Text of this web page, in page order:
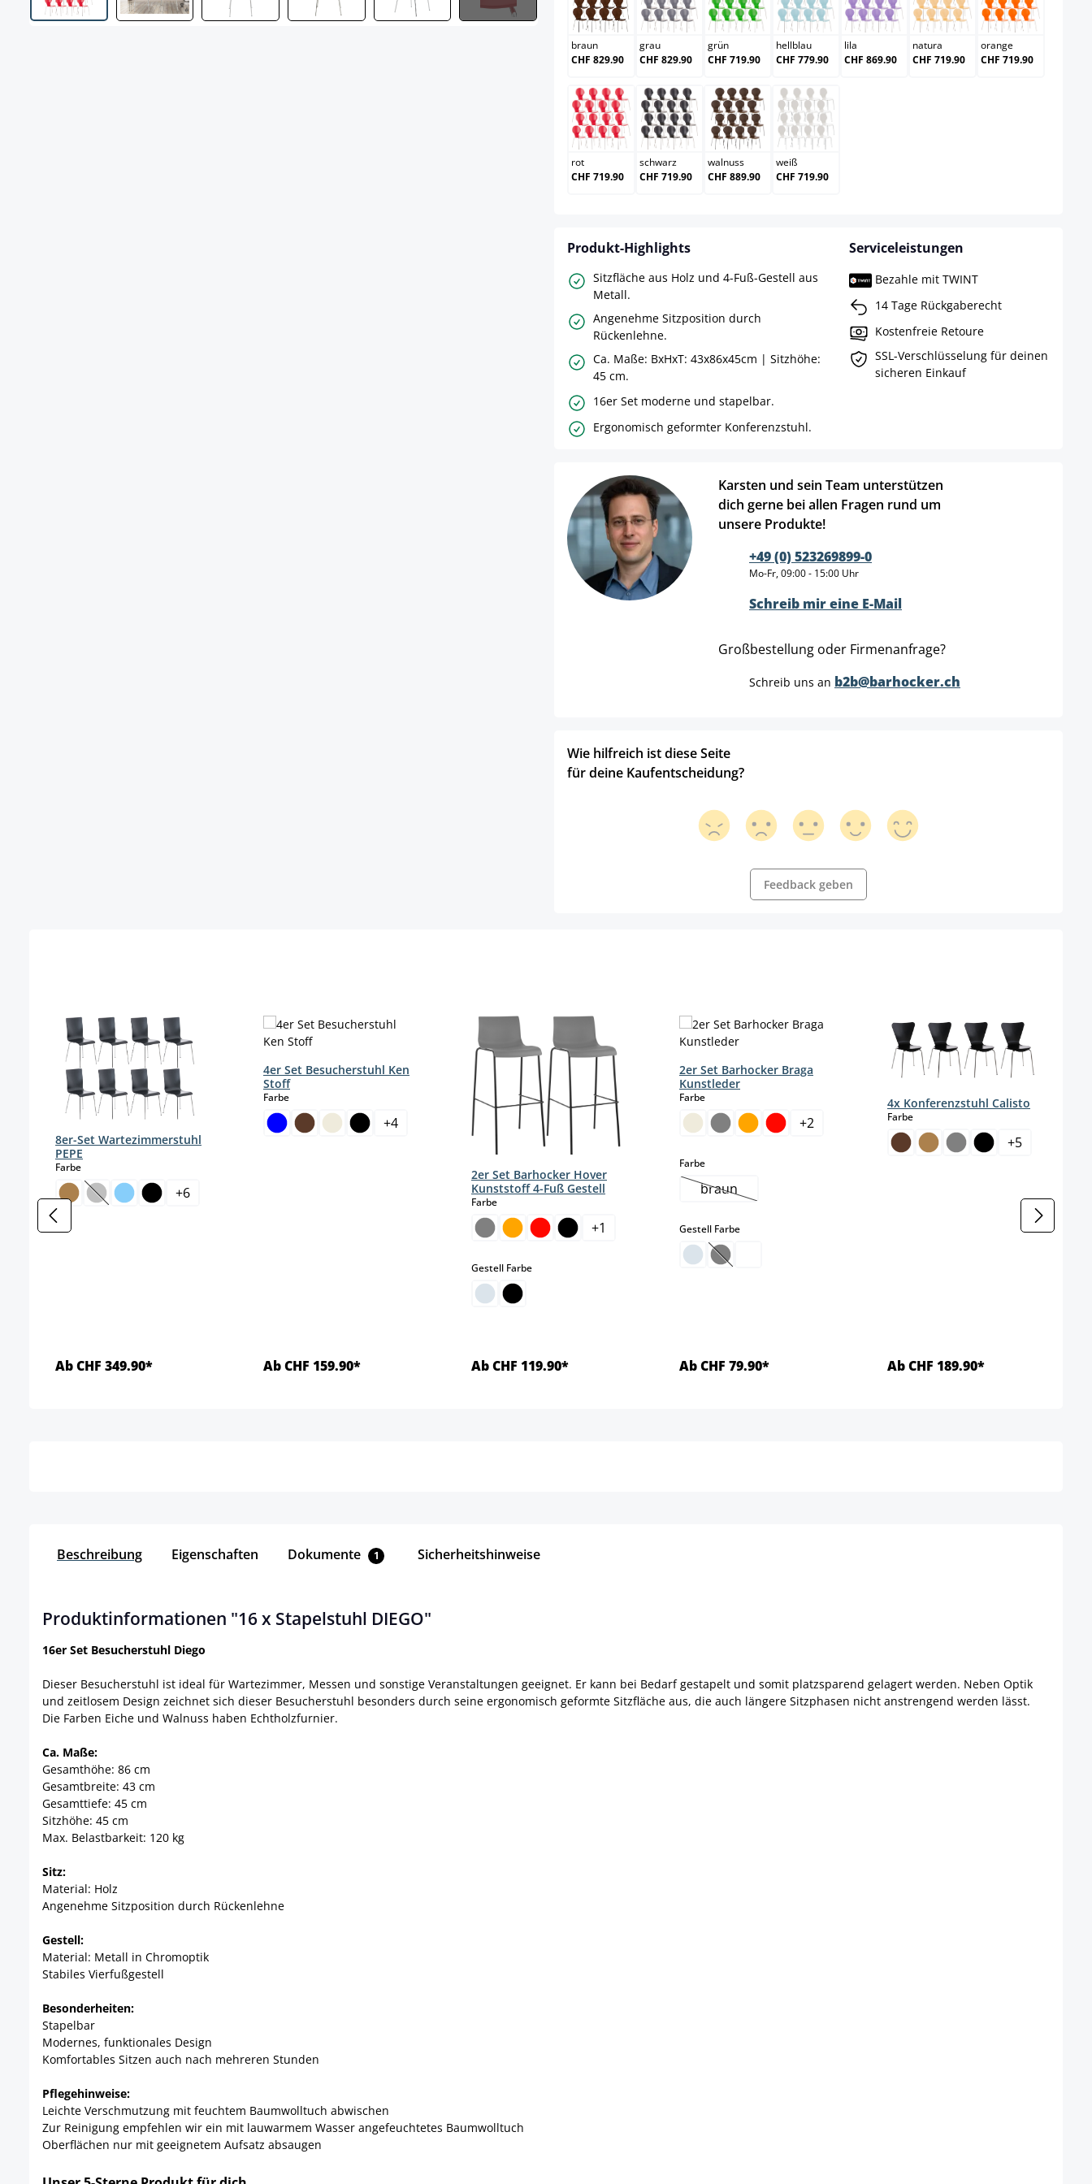
braun
braun
CHF 829.90
grau
grau
CHF 829.90
grün
grün
CHF 719.90
hellblau
hellblau
CHF 779.90
lila
lila
CHF 869.90
natura
natura
CHF 719.90
orange
orange
CHF 719.90
rot
rot
CHF 719.90
schwarz
schwarz
CHF 719.90
walnuss
walnuss
CHF 889.90
weiß
weiß
CHF 719.90
Produkt-Highlights
Sitzfläche aus Holz und 4-Fuß-Gestell aus
Metall.
Angenehme Sitzposition durch
Rückenlehne.
Ca. Maße: BxHxT: 43x86x45cm | Sitzhöhe:
45 cm.
16er Set moderne und stapelbar.
Ergonomisch geformter Konferenzstuhl.
Serviceleistungen
Bezahle mit TWINT
14 Tage Rückgaberecht
Kostenfreie Retoure
SSL-Verschlüsselung für deinen
sicheren Einkauf
Karsten und sein Team unterstützen
dich gerne bei allen Fragen rund um
unsere Produkte!
+49 (0) 523269899-0
Mo-Fr, 09:00 - 15:00 Uhr
Schreib mir eine E-Mail
Großbestellung oder Firmenanfrage?
Schreib uns an b2b@barhocker.ch
Wie hilfreich ist diese Seite
für deine Kaufentscheidung?
Feedback geben
8er-Set Wartezimmerstuhl
PEPE
Farbeauswählen
(Diese Option ist zurzeit nicht verfügbar.)
+6
Ab CHF 349.90*
4er Set Besucherstuhl Ken
Stoff
Farbeauswählen
+4
Ab CHF 159.90*
2er Set Barhocker Hover
Kunststoff 4-Fuß Gestell
Farbeauswählen
+1
Gestell Farbeauswählen
Ab CHF 119.90*
2er Set Barhocker Braga
Kunstleder
Farbeauswählen
+2
Farbeauswählen
braun(Diese Option ist zurzeit nicht verfügbar.)
Gestell Farbeauswählen
(Diese Option ist zurzeit nicht verfügbar.)
Ab CHF 79.90*
4x Konferenzstuhl Calisto
Farbeauswählen
+5
Ab CHF 189.90*
Beschreibung Eigenschaften Dokumente 1 Sicherheitshinweise
Produktinformationen "16 x Stapelstuhl DIEGO"
16er Set Besucherstuhl Diego
Dieser Besucherstuhl ist ideal für Wartezimmer, Messen und sonstige Veranstaltungen geeignet. Er kann bei Bedarf gestapelt und somit platzsparend gelagert werden. Neben Optik
und zeitlosem Design zeichnet sich dieser Besucherstuhl besonders durch seine ergonomisch geformte Sitzfläche aus, die auch längere Sitzphasen nicht anstrengend werden lässt.
Die Farben Eiche und Walnuss haben Echtholzfurnier.
Ca. Maße:
Gesamthöhe: 86 cm
Gesamtbreite: 43 cm
Gesamttiefe: 45 cm
Sitzhöhe: 45 cm
Max. Belastbarkeit: 120 kg
Sitz:
Material: Holz
Angenehme Sitzposition durch Rückenlehne
Gestell:
Material: Metall in Chromoptik
Stabiles Vierfußgestell
Besonderheiten:
Stapelbar
Modernes, funktionales Design
Komfortables Sitzen auch nach mehreren Stunden
Pflegehinweise:
Leichte Verschmutzung mit feuchtem Baumwolltuch abwischen
Zur Reinigung empfehlen wir ein mit lauwarmem Wasser angefeuchtetes Baumwolltuch
Oberflächen nur mit geeignetem Aufsatz absaugen